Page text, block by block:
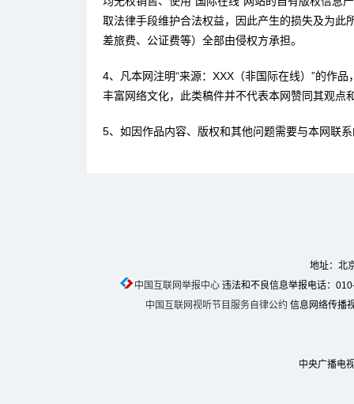
取法律手段维护合法权益，因此产生的损失及为此
差旅费、公证费等）全部由侵权方承担。
4、凡本网注明“来源：XXX（非国际在线）”的作
丰富网络文化，此类稿件并不代表本网赞同其观点
5、如因作品内容、版权和其他问题需要与本网联
地址：北
中国互联网举报中心违法和不良信息举报电话：
中国互联网视听节目服务自律公约 信息网络传播
中央广播电